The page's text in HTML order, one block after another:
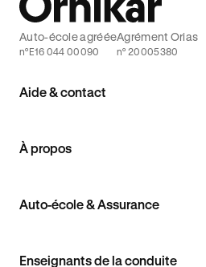
Aide & contact
À propos
Auto-école & Assurance
Enseignants de la conduite
Auto-école agréée
n°E16 044 00090
Agrément Orias
n° 20005380